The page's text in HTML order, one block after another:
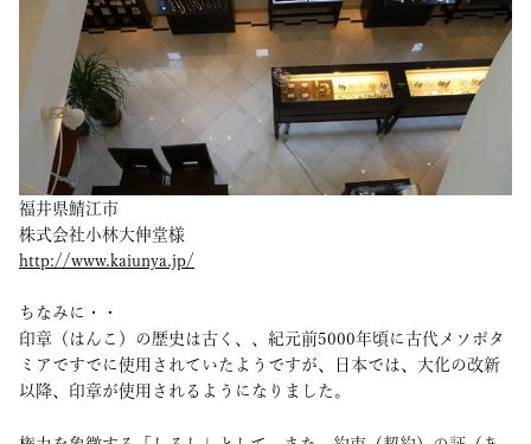
福井県鯖江市
株式会社小林大伸堂様
http://www.kaiunya.jp/
ちなみに・・
印章（はんこ）の歴史は古く、、紀元前5000年頃に古代メソポタ
ミアですでに使用されていたようですが、日本では、大化の改新
以降、印章が使用されるようになりました。